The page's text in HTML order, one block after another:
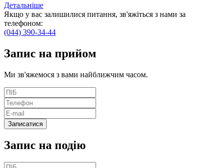
Детальніше
Якщо у вас залишилися питання, зв'яжіться з нами за
телефоном:
(044) 390-34-44
Запис на прийом
Ми зв'яжемося з вами найближчим часом.
Запис на подію